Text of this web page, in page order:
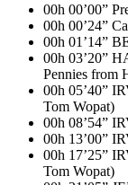
00h 00’00”
00h 00’24”
00h 01’14”
00h 03’20”
Pennies from
00h 05’40”
Tom Wopat)
00h 08’54”
00h 13’00”
00h 17’25”
Tom Wopat)